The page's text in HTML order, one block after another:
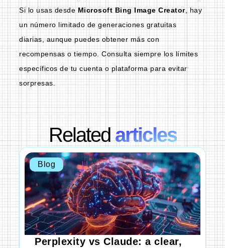
Si lo usas desdeMicrosoft Bing Image Creator, hay
un número limitado de generaciones gratuitas
diarias, aunque puedes obtener más con
recompensas o tiempo. Consulta siempre los límites
específicos de tu cuenta o plataforma para evitar
sorpresas.
Relatedarticles
Blog
Perplexity vs Claude: a clear,